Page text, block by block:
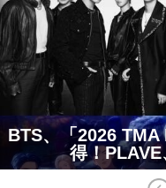
BTS、「2026
得！